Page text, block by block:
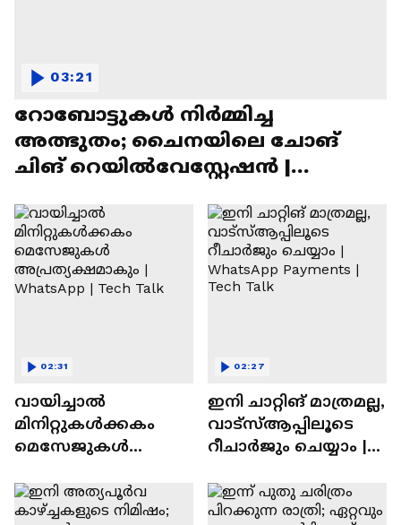
റോബോട്ടുകൾ നിർമ്മിച്ച
അത്ഭുതം; ചൈനയിലെ ചോങ്
ചിങ് റെയിൽവേസ്റ്റേഷൻ |
03:21
വായിച്ചാൽ
മിനിറ്റുകൾക്കകം
മെസേജുകള്‍
WhatsApp | Tech Talk
02:31
ഇനി ചാറ്റിങ് മാത്രമല്ല,
വാട്‌സ്‌ആപ്പിലൂടെ
റീചാർജും ചെയ്യാം |
Tech Talk
02:27